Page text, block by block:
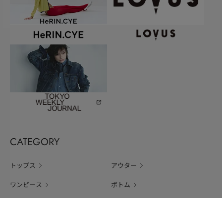
CATEGORY
トップス アウター
ワンピース ボトム